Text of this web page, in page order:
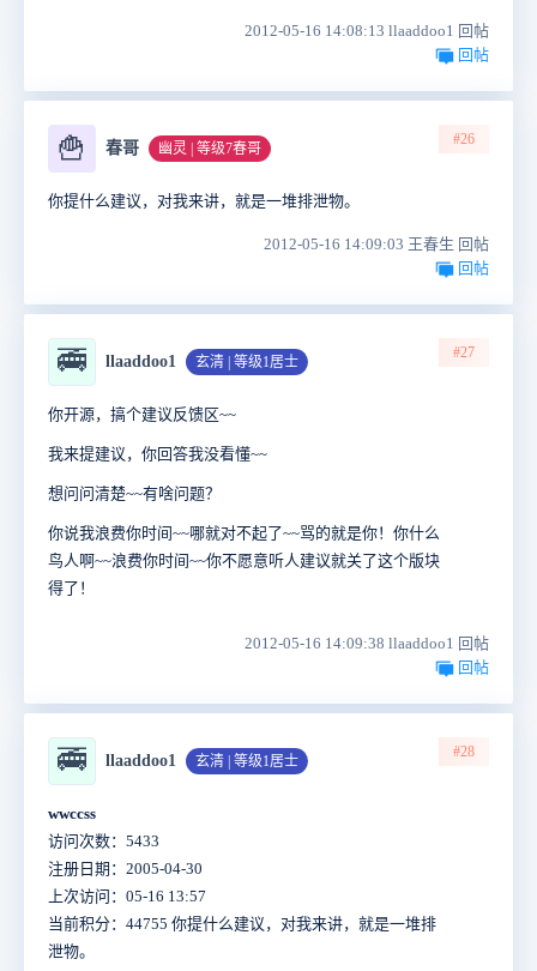
2012-05-16 14:08:13 llaaddoo1 回帖
回帖
🍟 春哥 幽灵 | 等级7春哥
#26
你提什么建议，对我来讲，就是一堆排泄物。
2012-05-16 14:09:03 王春生 回帖
回帖
🚎 llaaddoo1 玄清 | 等级1居士
#27
你开源，搞个建议反馈区~~
我来提建议，你回答我没看懂~~
想问问清楚~~有啥问题？
你说我浪费你时间~~哪就对不起了~~骂的就是你！你什么
鸟人啊~~浪费你时间~~你不愿意听人建议就关了这个版块
得了！
2012-05-16 14:09:38 llaaddoo1 回帖
回帖
🚎 llaaddoo1 玄清 | 等级1居士
#28
wwccss
访问次数：5433
注册日期：2005-04-30
上次访问：05-16 13:57
当前积分：44755 你提什么建议，对我来讲，就是一堆排
泄物。